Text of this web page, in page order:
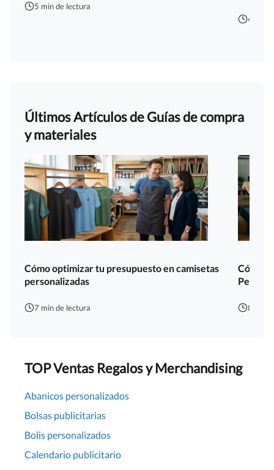
5 min de lectura
4 min
Últimos Artículos de Guías de compra
y materiales
Cómo optimizar tu presupuesto en camisetas
personalizadas
7 min de lectura
Cómo
8 min
TOP Ventas Regalos y Merchandising
Abanicos personalizados
Bolsas publicitarias
Bolis personalizados
Calendario publicitario